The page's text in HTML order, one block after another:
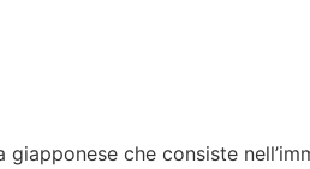
che consiste